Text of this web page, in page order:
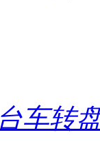
台车转